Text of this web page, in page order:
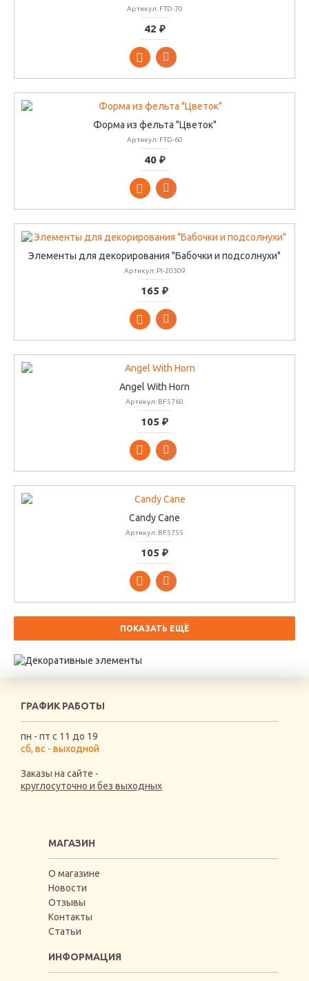
Артикул: FTD-70
42 ₽
Форма из фельта "Цветок"
Артикул: FTD-60
40 ₽
Элементы для декорирования "Бабочки и подсолнухи"
Артикул: PI-20309
165 ₽
Angel With Horn
Артикул: BF5760
105 ₽
Candy Cane
Артикул: BF5755
105 ₽
ПОКАЗАТЬ ЕЩЁ
ГРАФИК РАБОТЫ
пн - пт с 11 до 19
сб, вс - выходной
Заказы на сайте -
круглосуточно и без выходных
МАГАЗИН
О магазине
Новости
Отзывы
Контакты
Статьи
ИНФОРМАЦИЯ